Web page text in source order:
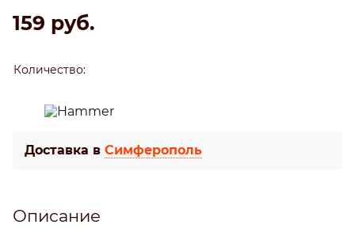
159 руб.
Количество:
Доставка в Симферополь
Описание